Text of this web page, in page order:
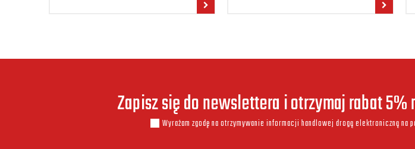
Zapisz się do newslettera i otrzymaj rabat 5%
Wyrażam zgodę na otrzymywanie informacji handlowej drogą elektroniczną na